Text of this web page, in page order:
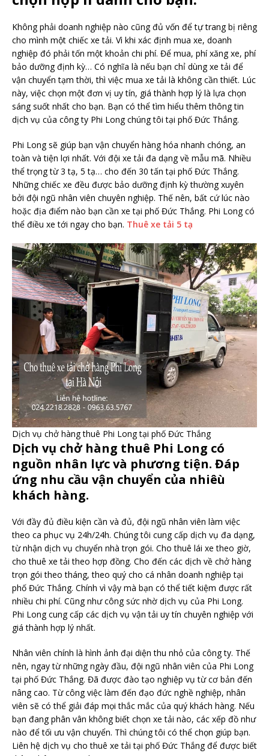
Không phải doanh nghiệp nào cũng đủ vốn để tự trang bị riêng
cho mình một chiếc xe tải. Vì khi xác định mua xe, doanh
nghiệp đó phải tốn một khoản chi phí. Để mua, phí xăng xe, phí
bảo dưỡng định kỳ… Có nghĩa là nếu bạn chỉ dùng xe tải để
vận chuyển tạm thời, thì việc mua xe tải là không cần thiết. Lúc
này, việc chọn một đơn vị uy tín, giá thành hợp lý là lựa chọn
sáng suốt nhất cho bạn. Bạn có thể tìm hiểu thêm thông tin
dịch vụ của công ty Phi Long chúng tôi tại phố Đức Thắng.
Phi Long sẽ giúp bạn vận chuyển hàng hóa nhanh chóng, an
toàn và tiện lợi nhất. Với đội xe tải đa dạng về mẫu mã. Nhiều
thể trọng từ 3 tạ, 5 tạ… cho đến 30 tấn tại phố Đức Thắng.
Những chiếc xe đều được bảo dưỡng định kỳ thường xuyên
bởi đội ngũ nhân viên chuyên nghiệp. Thế nên, bất cứ lúc nào
hoặc địa điểm nào bạn cần xe tại phố Đức Thắng. Phi Long có
thể điều xe tới ngay cho bạn. Thuê xe tải 5 tạ
Dịch vụ chở hàng thuê Phi Long tại phố Đức Thắng
Dịch vụ chở hàng thuê Phi Long có
nguồn nhân lực và phương tiện. Đáp
ứng nhu cầu vận chuyển của nhiêù
khách hàng.
Với đầy đủ điều kiện cần và đủ, đội ngũ nhân viên làm việc
theo ca phục vụ 24h/24h. Chúng tôi cung cấp dịch vụ đa dạng,
từ nhận dịch vụ chuyển nhà trọn gói. Cho thuê lái xe theo giờ,
cho thuê xe tải theo hợp đồng. Cho đến các dịch về chở hàng
trọn gói theo tháng, theo quý cho cá nhân doanh nghiệp tại
phố Đức Thắng. Chính vì vậy mà bạn có thể tiết kiệm được rất
nhiều chi phí. Cũng như công sức nhờ dịch vụ của Phi Long.
Phi Long cung cấp các dịch vụ vận tải uy tín chuyên nghiệp với
giá thành hợp lý nhất.
Nhân viên chính là hình ảnh đại diện thu nhỏ của công ty. Thế
nên, ngay từ những ngày đầu, đội ngũ nhân viên của Phi Long
tại phố Đức Thắng. Đã được đào tạo nghiệp vụ từ cơ bản đến
nâng cao. Từ công việc làm đến đạo đức nghề nghiệp, nhân
viên sẽ có thể giải đáp mọi thắc mắc của quý khách hàng. Nếu
bạn đang phân vân không biết chọn xe tải nào, các xếp đồ như
nào để tối ưu vận chuyển. Thì chúng tôi có thể chọn giúp bạn.
Liên hệ dịch vụ cho thuê xe tải tại phố Đức Thắng để được biết